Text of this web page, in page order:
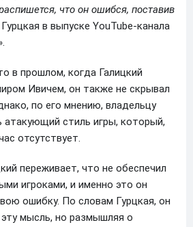
что он ошибся, поставив
в выпуске YouTube-канала
в прошлом, когда Галицкий
Ивичем, он также не скрывал
по его мнению, владельцу
атакующий стиль игры, который,
отсутствует.
переживает, что не обеспечил
игроками, и именно это он
ошибку. По словам Гурцкая, он
мысль, но размышляя о